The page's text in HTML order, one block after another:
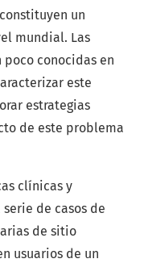
un
mundial. Las
conocidas en
este
estrategias
de este problema
clínicas y
de casos de
de sitio
usuarios de un